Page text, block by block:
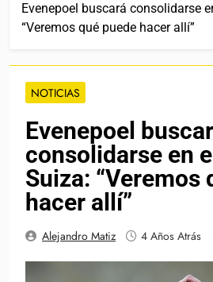
Evenepoel buscará consolidarse
“Veremos qué puede hacer allí”
NOTICIAS
Evenepoel
consolidarse en
Suiza: “Veremos
hacer allí”
Alejandro Matiz 4 Años Atrás